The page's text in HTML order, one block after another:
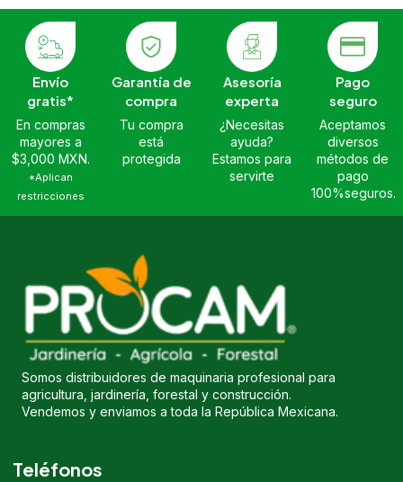
Envío
gratis*
En compras
mayores a
$3,000 MXN.
*Aplican
restricciones
Garantía de
compra
Tu compra
está
protegida
Asesoría
experta
¿Necesitas
ayuda?
Estamos para
servirte
Pago
seguro
Aceptamos
diversos
métodos de
pago
100%seguros.
Somos distribuidores de maquinaria profesional para
agricultura, jardinería, forestal y construcción.
Vendemos y enviamos a toda la República Mexicana.
Teléfonos